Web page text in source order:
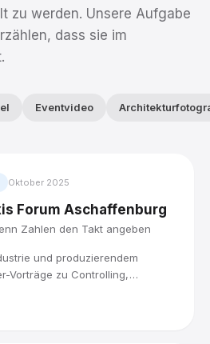
zu werden. Unsere Aufgabe
dass sie im
Eventvideo
Oktober 2025
Forum Aschaffenburg
Zahlen den Takt angeben
und produzierendem
Vorträge zu Controlling,